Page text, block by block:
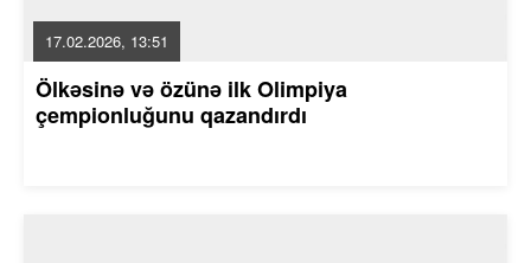
17.02.2026, 13:51
Ölkəsinə və özünə ilk Olimpiya
çempionluğunu qazandırdı